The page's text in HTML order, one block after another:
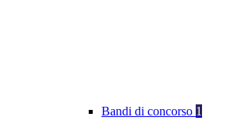
Bandi di concorso 1